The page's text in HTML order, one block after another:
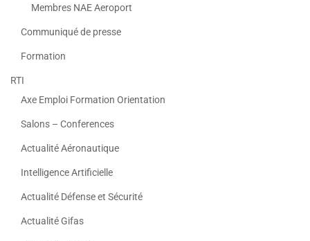
Membres NAE Aeroport
Communiqué de presse
Formation
RTI
Axe Emploi Formation Orientation
Salons – Conferences
Actualité Aéronautique
Intelligence Artificielle
Actualité Défense et Sécurité
Actualité Gifas